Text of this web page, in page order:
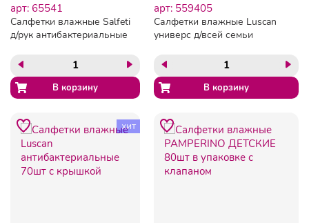
арт: 65541
Салфетки влажные Salfeti
д/рук антибактериальные
арт: 559405
Салфетки влажные Luscan
универс д/всей семьи
хит